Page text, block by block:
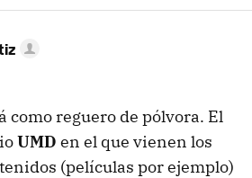
como reguero de pólvora. El
UMD en el que vienen los
(películas por ejemplo)